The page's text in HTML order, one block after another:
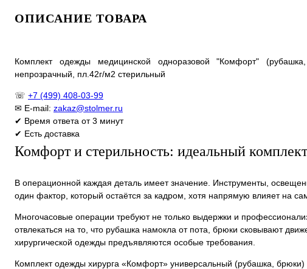
ОПИСАНИЕ ТОВАРА
Комплект одежды медицинской одноразовой "Комфорт"
непрозрачный, пл.42г/м2 стерильный
☏ +7 (499) 408-03-99
✉ E-mail: zakaz@stolmer.ru
✔ Время ответа от 3 минут
✔ Есть доставка
Комфорт и стерильность: идеальный
В операционной каждая деталь имеет значение. Инструменты,
один фактор, который остаётся за кадром, хотя напрямую влияет на
Многочасовые операции требуют не только выдержки и
отвлекаться на то, что рубашка намокла от пота, брюки сковывают
хирургической одежды предъявляются особые требования.
Комплект одежды хирурга «Комфорт» универсальный (рубашка,